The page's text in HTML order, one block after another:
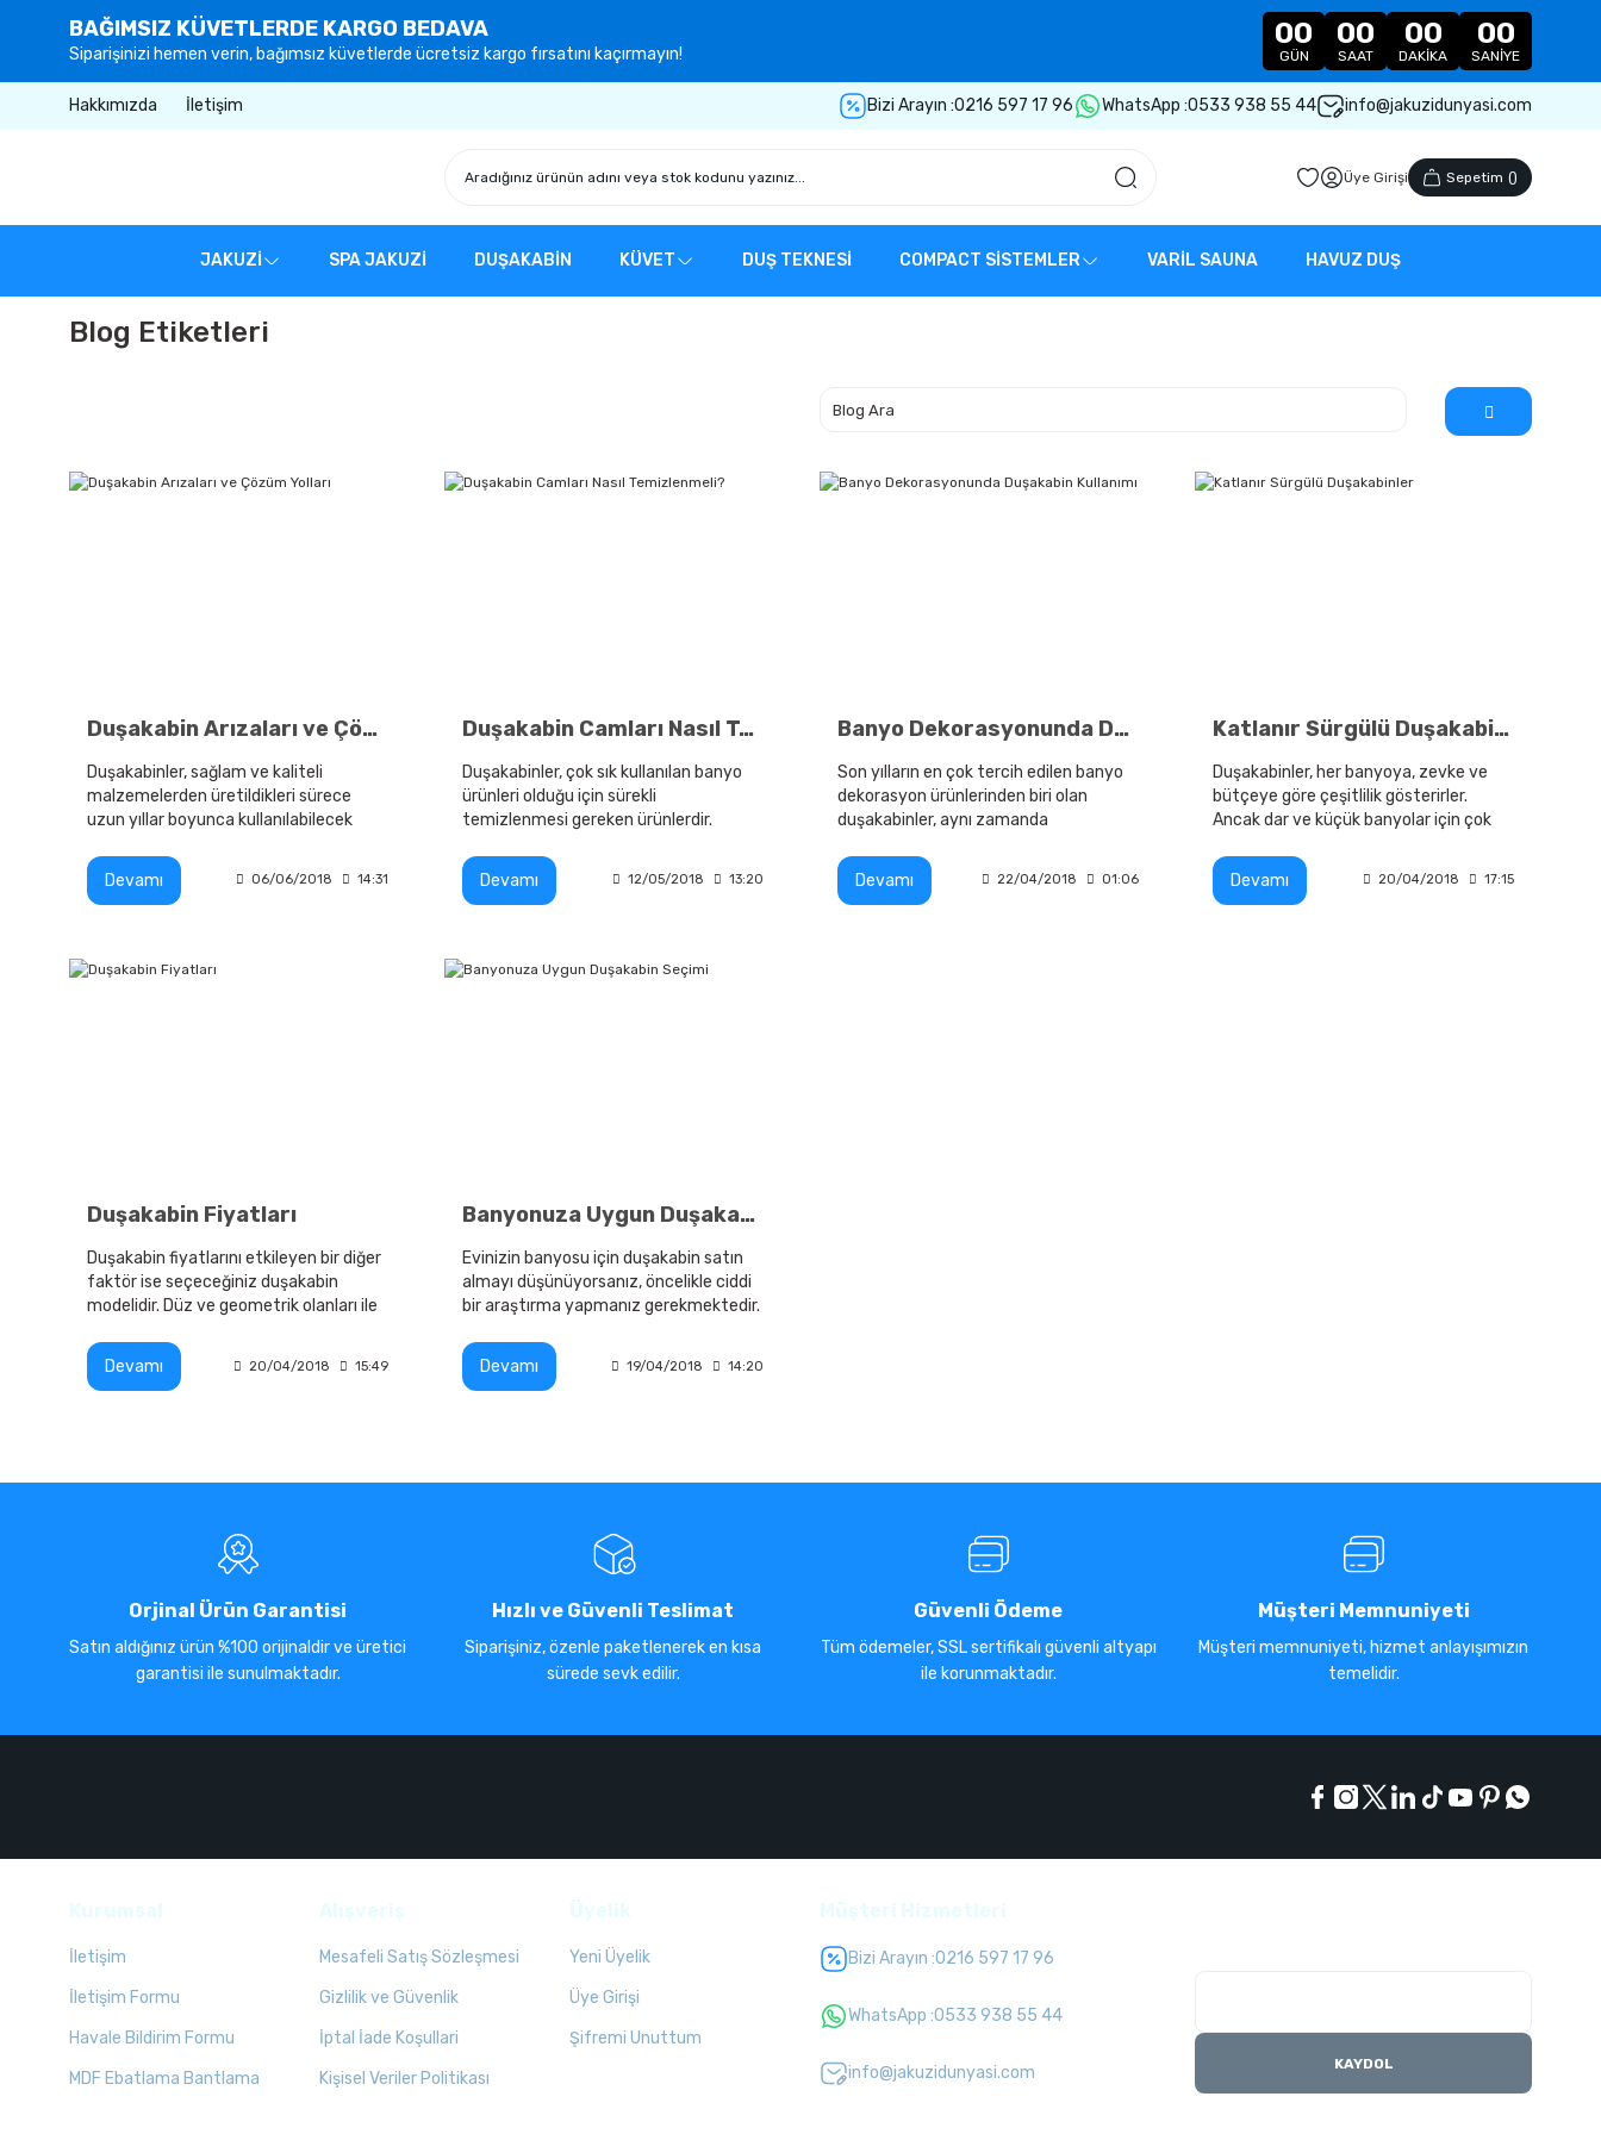
BAĞIMSIZ KÜVETLERDE KARGO BEDAVA
Siparişinizi hemen verin, bağımsız küvetlerde ücretsiz kargo fırsatını kaçırmayın!
00
GÜN
00
SAAT
00
DAKIKA
00
SANIYE
Hakkımızda İletişim Bizi Arayın :0216 597 17 96 WhatsApp :0533 938 55 44 info@jakuzidunyasi.com
Üye Girişi Sepetim ()
JAKUZİ SPA JAKUZİ DUŞAKABİN KÜVET DUŞ TEKNESİ COMPACT SİSTEMLER VARİL SAUNA HAVUZ DUŞ
Blog Etiketleri
Duşakabin Arızaları ve Çözüm Yolları
Duşakabinler, sağlam ve kaliteli
malzemelerden üretildikleri sürece
uzun yıllar boyunca kullanılabilecek
Devamı
06/06/2018 14:31
Duşakabin Camları Nasıl Temizlenmeli?
Duşakabinler, çok sık kullanılan banyo
ürünleri olduğu için sürekli
temizlenmesi gereken ürünlerdir.
Devamı 12/05/2018 13:20
Banyo Dekorasyonunda Duşakabin Kullanımı
Son yılların en çok tercih edilen banyo
dekorasyon ürünlerinden biri olan
duşakabinler, aynı zamanda
Devamı
22/04/2018 01:06
Katlanır Sürgülü Duşakabinler
Duşakabinler, her banyoya, zevke ve
bütçeye göre çeşitlilik gösterirler.
Ancak dar ve küçük banyolar için çok
Devamı
20/04/2018 17:15
Duşakabin Fiyatları
Duşakabin fiyatlarını etkileyen bir diğer
faktör ise seçeceğiniz duşakabin
modelidir. Düz ve geometrik olanları ile
bulunmaktadır.
Devamı 20/04/2018 15:49
Banyonuza Uygun Duşakabin Seçimi
Evinizin banyosu için duşakabin satın
almayı düşünüyorsanız, öncelikle ciddi
bir araştırma yapmanız gerekmektedir.
Devamı 19/04/2018 14:20
Orjinal Ürün Garantisi
Satın aldığınız ürün %100 orijinaldir ve üretici
garantisi ile sunulmaktadır.
Hızlı ve Güvenli Teslimat
Siparişiniz, özenle paketlenerek en kısa
sürede sevk edilir.
Güvenli Ödeme
Tüm ödemeler, SSL sertifikalı güvenli altyapı
ile korunmaktadır.
Müşteri Memnuniyeti
Müşteri memnuniyeti, hizmet anlayışımızın
temelidir.
İletişim
İletişim Formu
Havale Bildirim Formu
MDF Ebatlama Bantlama
Mesafeli Satış Sözleşmesi
Gizlilik ve Güvenlik
İptal İade Koşullari
Kişisel Veriler Politikası
Yeni Üyelik
Üye Girişi
Şifremi Unuttum
Bizi Arayın :0216 597 17 96
WhatsApp :0533 938 55 44
info@jakuzidunyasi.com KAYDOL